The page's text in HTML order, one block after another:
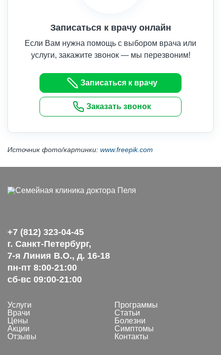
Записаться к врачу онлайн
Если Вам нужна помощь с выбором врача или
услуги, закажите звонок — мы перезвоним!
Записаться к врачу
Заказать звонок
Источник фото/картинки: www.freepik.com
+7 (812) 323-04-45
г. Санкт-Петербург,
7-я Линия В.О., д. 16-18
пн-пт 8:00-21:00
сб-вс 09:00-21:00
Услуги
Врачи
Цены
Акции
Отзывы
Программы
Статьи
Болезни
Симптомы
Контакты